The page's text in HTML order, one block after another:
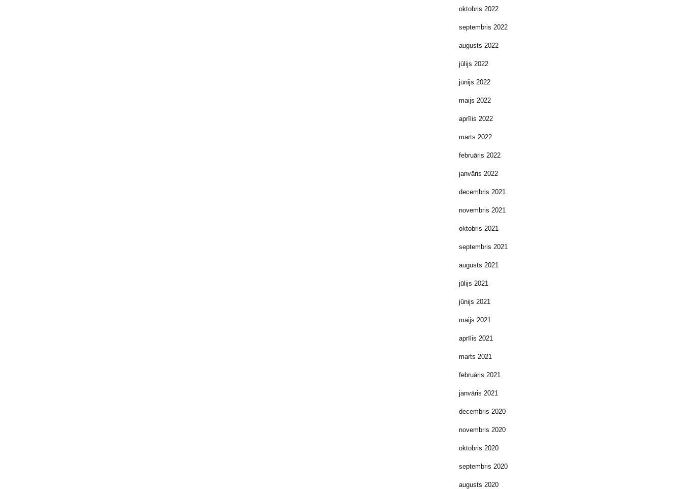
oktobris 2022
septembris 2022
augusts 2022
jūlijs 2022
jūnijs 2022
maijs 2022
aprīlis 2022
marts 2022
februāris 2022
janvāris 2022
decembris 2021
novembris 2021
oktobris 2021
septembris 2021
augusts 2021
jūlijs 2021
jūnijs 2021
maijs 2021
aprīlis 2021
marts 2021
februāris 2021
janvāris 2021
decembris 2020
novembris 2020
oktobris 2020
septembris 2020
augusts 2020